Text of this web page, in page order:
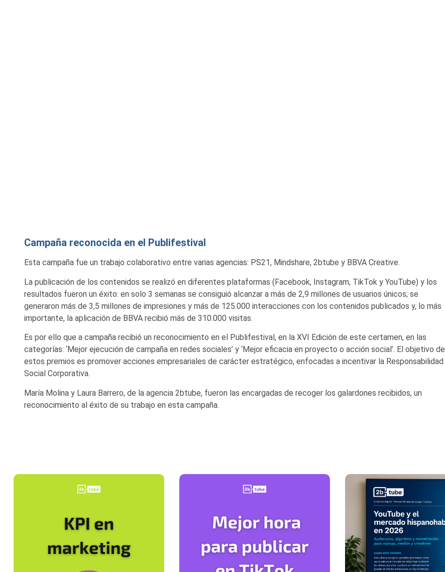
Campaña reconocida en el Publifestival
Esta campaña fue un trabajo colaborativo entre varias agencias: PS21, Mindshare, 2btube y BBVA Creative.
La publicación de los contenidos se realizó en diferentes plataformas (Facebook, Instagram, TikTok y YouTube) y los
resultados fueron un éxito: en solo 3 semanas se consiguió alcanzar a más de 2,9 millones de usuarios únicos; se
generaron más de 3,5 millones de impresiones y más de 125.000 interacciones con los contenidos publicados y, lo más
importante, la aplicación de BBVA recibió más de 310.000 visitas.
Es por ello que a campaña recibió un reconocimiento en el Publifestival, en la XVI Edición de este certamen, en las
categorías: ‘Mejor ejecución de campaña en redes sociales’ y ‘Mejor eficacia en proyecto o acción social’. El objetivo de
estos premios es promover acciones empresariales de carácter estratégico, enfocadas a incentivar la Responsabilidad
Social Corporativa.
María Molina y Laura Barrero, de la agencia 2btube, fueron las encargadas de recoger los galardones recibidos, un
reconocimiento al éxito de su trabajo en esta campaña.